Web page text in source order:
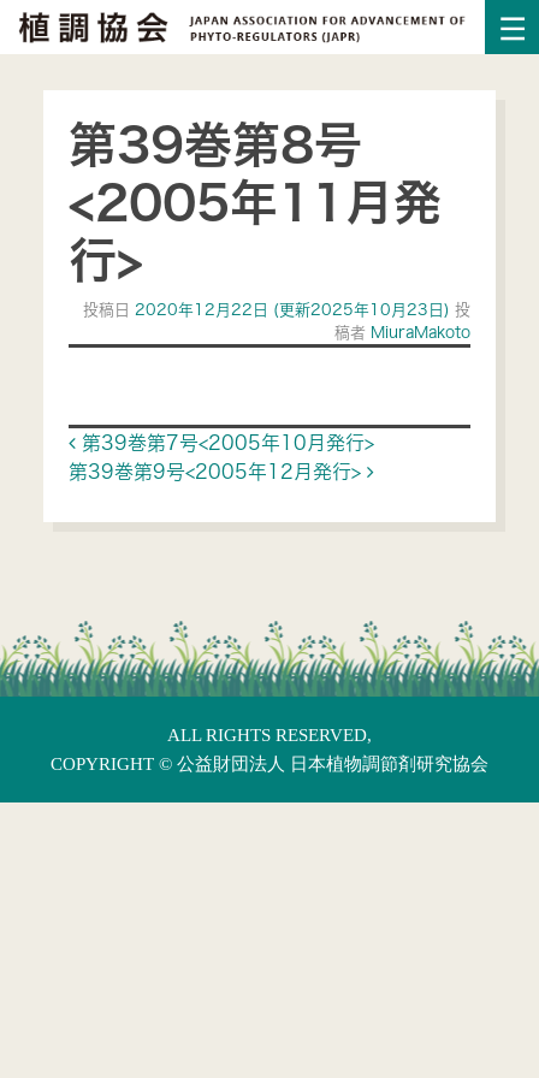
第39巻第8号
<2005年11月発
行>
投稿日 2020年12月22日 (更新2025年10月23日)投
稿者 MiuraMakoto
Post navigation
第39巻第7号<2005年10月発行>
第39巻第9号<2005年12月発行>
ALL RIGHTS RESERVED,
COPYRIGHT © 公益財団法人 日本植物調節剤研究協会